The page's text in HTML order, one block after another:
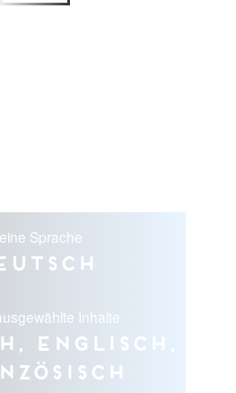
Sprache
Inhalte
Englisch,